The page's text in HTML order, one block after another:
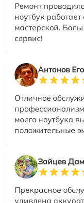
Ремонт
ноутбук
мастерской.
сервис!
Антонов
Отличное
моего ноутбука
положительные
Зайцев
Прекрасное
удивлена